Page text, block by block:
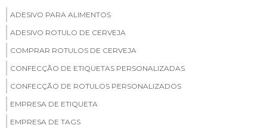
ADESIVO PARA ALIMENTOS
ADESIVO ROTULO DE CERVEJA
COMPRAR ROTULOS DE CERVEJA
CONFECÇÃO DE ETIQUETAS PERSONALIZADAS
CONFECÇÃO DE ROTULOS PERSONALIZADOS
EMPRESA DE ETIQUETA
EMPRESA DE TAGS